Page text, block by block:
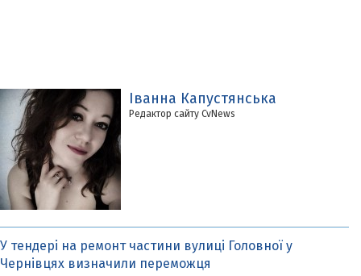
Іванна Капустянська
Редактор сайту CvNews
У тендері на ремонт частини вулиці Головної у
Чернівцях визначили переможця